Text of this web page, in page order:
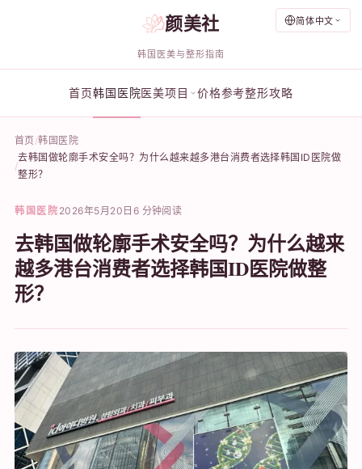
简体中文
颜美社
韩国医美与整形指南
首页韩国医院医美项目 价格参考整形攻略
首页 韩国医院
去韩国做轮廓手术安全吗？为什么越来越多港台消费者选择韩国ID医院做
整形？
韩国医院 2026年5月20日 6 分钟阅读
去韩国做轮廓手术安全吗？为什么越来
越多港台消费者选择韩国ID医院做整
形？